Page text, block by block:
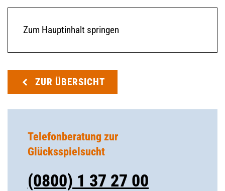
Zum Hauptinhalt springen
ZUR ÜBERSICHT
Telefonberatung zur
Glücksspielsucht
(0800) 1 37 27 00